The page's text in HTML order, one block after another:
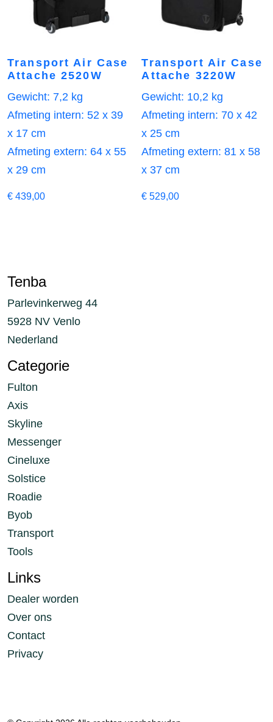
Transport Air Case
Attache 2520W
Gewicht: 7,2 kg
Afmeting intern: 52 x 39
x 17 cm
Afmeting extern: 64 x 55
x 29 cm
€ 439,00
Transport Air Case
Attache 3220W
Gewicht: 10,2 kg
Afmeting intern: 70 x 42
x 25 cm
Afmeting extern: 81 x 58
x 37 cm
€ 529,00
Tenba
Parlevinkerweg 44
5928 NV Venlo
Nederland
Categorie
Fulton
Axis
Skyline
Messenger
Cineluxe
Solstice
Roadie
Byob
Transport
Tools
Links
Dealer worden
Over ons
Contact
Privacy